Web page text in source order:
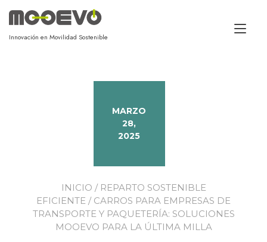
Innovación en Movilidad Sostenible
MARZO
28,
2025
INICIO / REPARTO SOSTENIBLE
EFICIENTE / CARROS PARA EMPRESAS DE
TRANSPORTE Y PAQUETERÍA: SOLUCIONES
MOOEVO PARA LA ÚLTIMA MILLA